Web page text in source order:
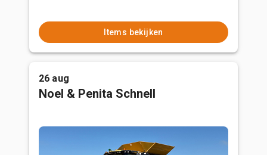
Items bekijken
26 aug
Noel & Penita Schnell